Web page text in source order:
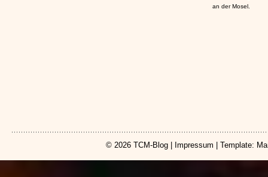
an der Mosel.
© 2026 TCM-Blog| Impressum | Template: